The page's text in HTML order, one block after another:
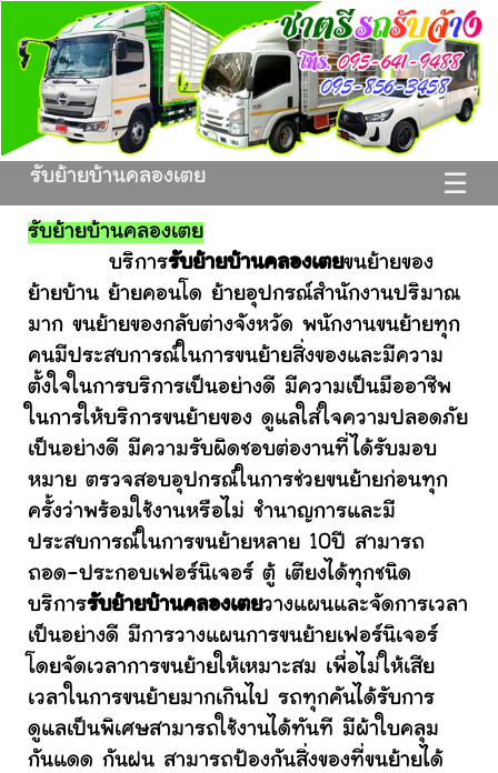
☰
รับย้ายบ้านคลองเตย
รับย้ายบ้านคลองเตย
บริการรับย้ายบ้านคลองเตยขนย้ายของ
ย้ายบ้าน ย้ายคอนโด ย้ายอุปกรณ์สำนักงานปริมาณ
มาก ขนย้ายของกลับต่างจังหวัด พนักงานขนย้ายทุก
คนมีประสบการณ์ในการขนย้ายสิ่งของและมีความ
ตั้งใจในการบริการเป็นอย่างดี มีความเป็นมืออาชีพ
ในการให้บริการขนย้ายของ ดูแลใส่ใจความปลอดภัย
เป็นอย่างดี มีความรับผิดชอบต่องานที่ได้รับมอบ
หมาย ตรวจสอบอุปกรณ์ในการช่วยขนย้ายก่อนทุก
ครั้งว่าพร้อมใช้งานหรือไม่ ชำนาญการและมี
ประสบการณ์ในการขนย้ายหลาย 10ปี สามารถ
ถอด-ประกอบเฟอร์นิเจอร์ ตู้ เตียงได้ทุกชนิด
บริการรับย้ายบ้านคลองเตยวางแผนและจัดการเวลา
เป็นอย่างดี มีการวางแผนการขนย้ายเฟอร์นิเจอร์
โดยจัดเวลาการขนย้ายให้เหมาะสม เพื่อไม่ให้เสีย
เวลาในการขนย้ายมากเกินไป รถทุกคันได้รับการ
ดูแลเป็นพิเศษสามารถใช้งานได้ทันที มีผ้าใบคลุม
กันแดด กันฝน สามารถป้องกันสิ่งของที่ขนย้ายได้